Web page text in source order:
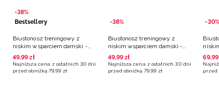
-38%
Bestsellery
Biustonosz treningowy z
niskim wsparciem damski -
czarny
49,99 zł
Najniższa cena z ostatnich 30 dni
przed obniżką 79,99 zł
-38%
Biustonosz treningowy z
niskim wsparciem damski -
czarny
49,99 zł
Najniższa cena z ostatnich 30 dni
przed obniżką 79,99 zł
-30%
69,99
przed